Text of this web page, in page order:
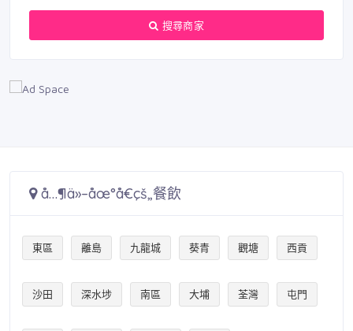
搜尋商家
å…¶ä»–åœ°å€çš„餐飲
東區 離島 九龍城 葵青 觀塘 西貢
沙田 深水埗 南區 大埔 荃灣 屯門